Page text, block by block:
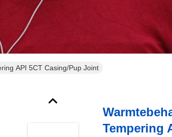
API 5CT Casing/Pup Joint
Tempering